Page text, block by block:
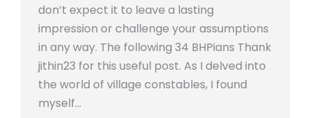
don’t expect it to leave a lasting
impression or challenge your assumptions
in any way. The following 34 BHPians Thank
jithin23 for this useful post. As I delved into
the world of village constables, I found
myself…